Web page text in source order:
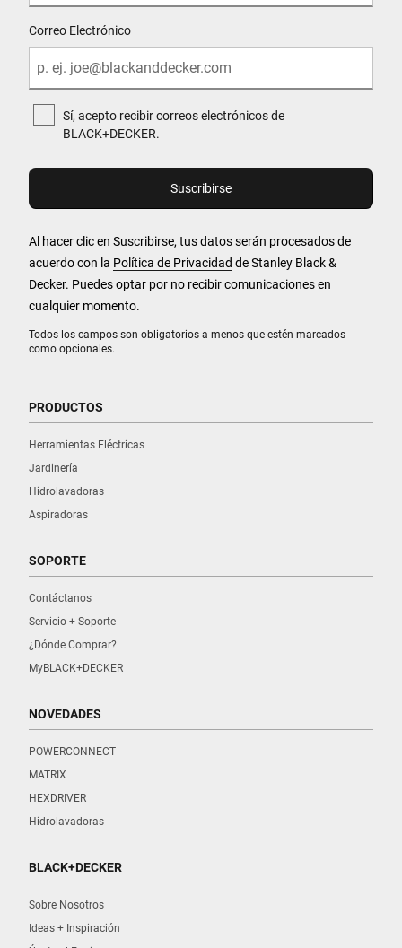
Todos los campos son obligatorios a menos que estén marcados
como opcionales.
Correo Electrónico
Sí, acepto recibir correos electrónicos de
BLACK+DECKER.
Al hacer clic en Suscribirse, tus datos serán procesados de
acuerdo con la Política de Privacidad de Stanley Black &
Decker. Puedes optar por no recibir comunicaciones en
cualquier momento.
PRODUCTOS
Herramientas Eléctricas
Jardinería
Hidrolavadoras
Aspiradoras
SOPORTE
Contáctanos
Servicio + Soporte
¿Dónde Comprar?
MyBLACK+DECKER
NOVEDADES
POWERCONNECT
MATRIX
HEXDRIVER
Hidrolavadoras
BLACK+DECKER
Sobre Nosotros
Ideas + Inspiración